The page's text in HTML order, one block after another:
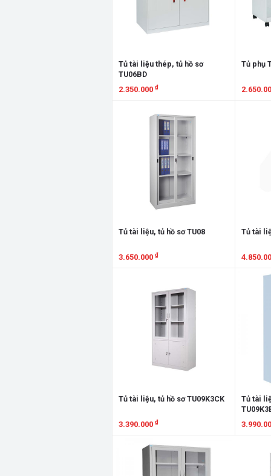
Tủ tài liệu thép, tủ hồ sơ
TU06BD
2.350.000 ₫
Tủ phụ
Tủ tài liệu, tủ hồ sơ TU08
3.650.000 ₫
Tủ tài
Xem
Tủ tài liệu, tủ hồ sơ TU09K3CK
3.390.000 ₫
Xem chi tiết
Tủ tài